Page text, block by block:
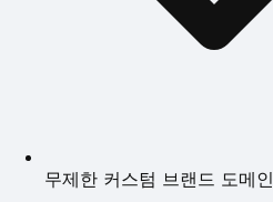
무제한 커스텀 브랜드 도메인